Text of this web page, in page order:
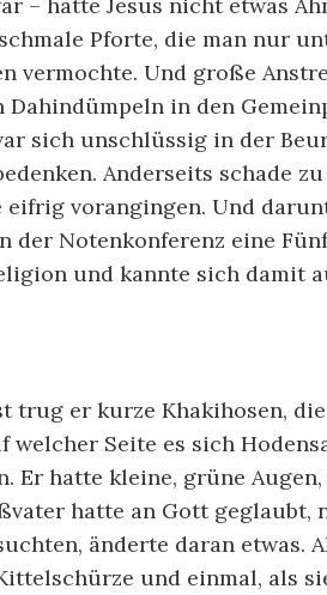
– hatte Jesus nicht etwas
Pforte, die man nur
vermochte. Und große
Dahindümpeln in den
sich unschlüssig in der
Anderseits schade
vorangingen. Und
der Notenkonferenz eine
und kannte sich damit
trug er kurze Khakihosen,
welcher Seite es sich
Er hatte kleine, grüne
hatte an Gott geglaubt,
änderte daran etwas.
und einmal, als